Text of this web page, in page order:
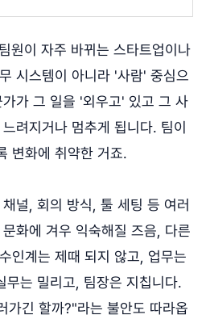
원이 자주 바뀌는 스타트업이나
시스템이 아니라 '사람' 중심으
가 그 일을 '외우고' 있고 그 사
려지거나 멈추게 됩니다. 팀이
변화에 취약한 거죠.
널, 회의 방식, 툴 세팅 등 여러
화에 겨우 익숙해질 즈음, 다른
인계는 제때 되지 않고, 업무는
무는 밀리고, 팀장은 지칩니다.
가긴 할까?"라는 불안도 따라옵